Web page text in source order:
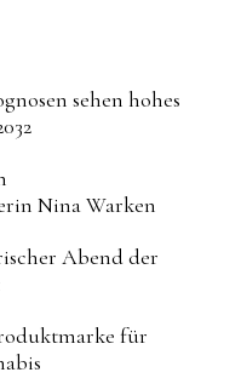
sehen hohes
Nina Warken
Abend der
für